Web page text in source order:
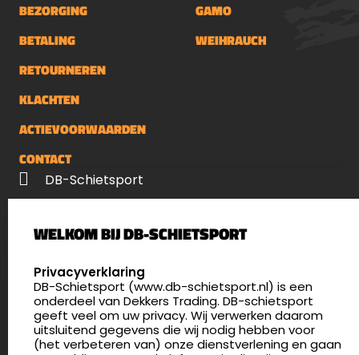
BEZORGING
BETALING
RETOURNEREN
KLACHTEN
ACTIEVOORWAARDEN
CONTACT
GAMO
WEIHRAUCH
DB-Schietsport
5411 LX Zeeland
4.8
175 beoordelingen
info@db-schietsport.nl
WELKOM BIJ DB-SCHIETSPORT
SELECT LANGUAGE
Privacyverklaring
DB-Schietsport (www.db-schietsport.nl) is een
onderdeel van Dekkers Trading. DB-schietsport
geeft veel om uw privacy. Wij verwerken daarom
uitsluitend gegevens die wij nodig hebben voor
(het verbeteren van) onze dienstverlening en gaan